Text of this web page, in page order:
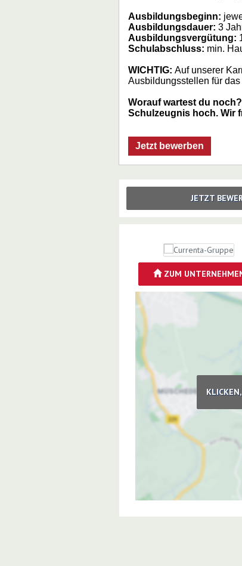
Ausbildungsbeginn:
Ausbildungsdauer: 3
Ausbildungsvergütung:
Schulabschluss: min.
WICHTIG: Auf unserer
Ausbildungsstellen für
Worauf wartest du
Schulzeugnis hoch. Wir
Jetzt bewerben
JETZT
ZUM